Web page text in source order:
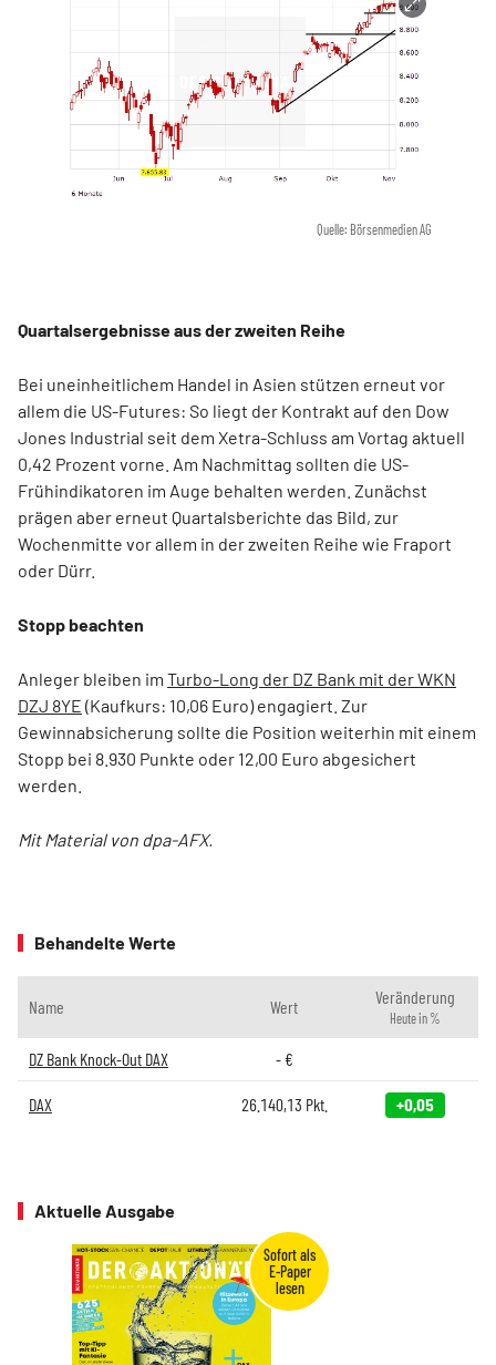
Quelle: Börsenmedien AG
Quartalsergebnisse aus der zweiten Reihe
Bei uneinheitlichem Handel in Asien stützen erneut vor
allem die US-Futures: So liegt der Kontrakt auf den Dow
Jones Industrial seit dem Xetra-Schluss am Vortag aktuell
0,42 Prozent vorne. Am Nachmittag sollten die US-
Frühindikatoren im Auge behalten werden. Zunächst
prägen aber erneut Quartalsberichte das Bild, zur
Wochenmitte vor allem in der zweiten Reihe wie Fraport
oder Dürr.
Stopp beachten
Anleger bleiben im Turbo-Long der DZ Bank mit der WKN
DZJ 8YE (Kaufkurs: 10,06 Euro) engagiert. Zur
Gewinnabsicherung sollte die Position weiterhin mit einem
Stopp bei 8.930 Punkte oder 12,00 Euro abgesichert
werden.
Mit Material von dpa-AFX.
Behandelte Werte
Name Wert Veränderung
Heute in %
DZ Bank Knock-Out DAX -€
DAX 26.140,13 Pkt. +0,05
Aktuelle Ausgabe